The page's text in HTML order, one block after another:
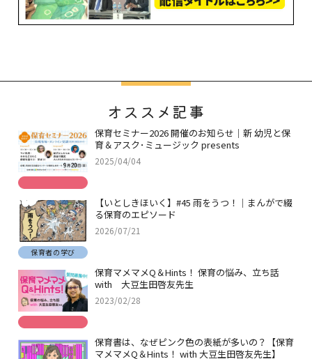
オススメ記事
保育セミナー2026 開催のお知らせ｜新 幼児と保
育＆アスク･ミュージック presents
2025/04/04
【いとしきほいく】#45 雨をうつ！｜まんがで綴
る保育のエピソード
2026/07/21
保育者の学び
保育マメマメQ＆Hints！ 保育の悩み、立ち話
with 大豆生田啓友先生
2023/02/28
保育書は、なぜピンク色の表紙が多いの？【保育
マメマメQ＆Hints！ with 大豆生田啓友先生】